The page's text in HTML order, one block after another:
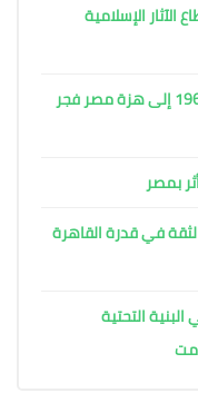
الإسلامية
الزلزال الذي هزّ الأرض.. من تشيلي 1960 إلى هزة مصر فجر
في قدرة القاهرة
التحتية